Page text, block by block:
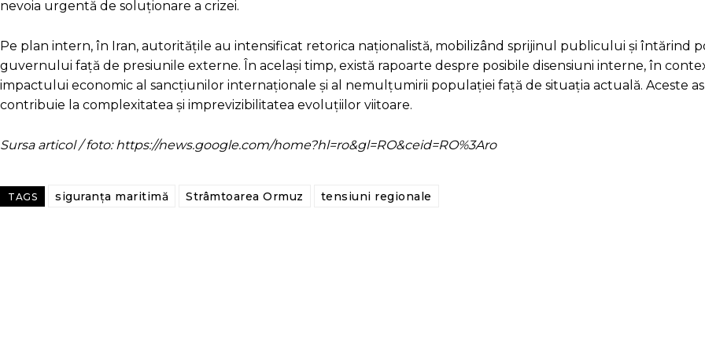
nevoia urgentă de soluționare a crizei.
Pe plan intern, în Iran, autoritățile au intensificat retorica naționalistă, mobilizând sprijinul publicului și întărind
guvernului față de presiunile externe. În același timp, există rapoarte despre posibile disensiuni interne, în
impactului economic al sancțiunilor internaționale și al nemulțumirii populației față de situația actuală. Aceste
contribuie la complexitatea și imprevizibilitatea evoluțiilor viitoare.
Sursa articol / foto: https://news.google.com/home?hl=ro&gl=RO&ceid=RO%3Aro
TAGS siguranța maritimă Strâmtoarea Ormuz tensiuni regionale